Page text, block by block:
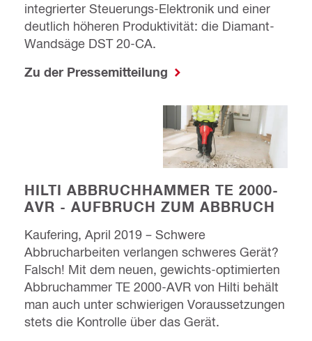
integrierter Steuerungs-Elektronik und einer
deutlich höheren Produktivität: die Diamant-
Wandsäge DST 20-CA.
Zu der Pressemitteilung
HILTI ABBRUCHHAMMER TE 2000-
AVR - AUFBRUCH ZUM ABBRUCH
Kaufering, April 2019 – Schwere
Abbrucharbeiten verlangen schweres Gerät?
Falsch! Mit dem neuen, gewichts-optimierten
Abbruchammer TE 2000-AVR von Hilti behält
man auch unter schwierigen Voraussetzungen
stets die Kontrolle über das Gerät.